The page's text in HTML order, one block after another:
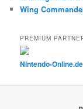
Wing
PREMIUM
Nintendo-Online.de